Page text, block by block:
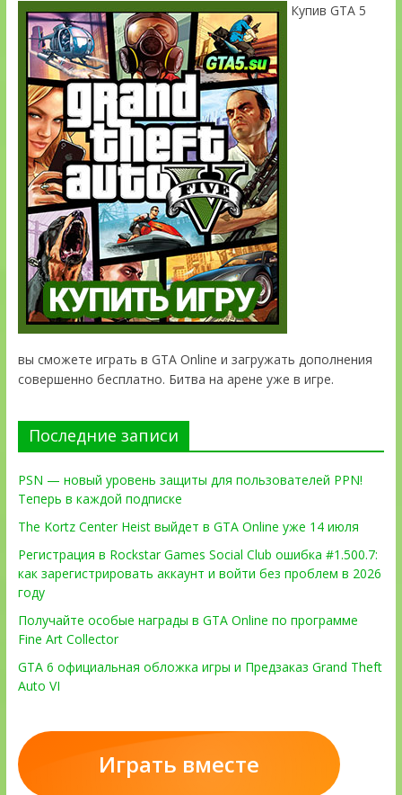
Купив GTA 5
вы сможете играть в GTA Online и загружать дополнения
совершенно бесплатно. Битва на арене уже в игре.
Последние записи
PSN — новый уровень защиты для пользователей PPN!
Теперь в каждой подписке
The Kortz Center Heist выйдет в GTA Online уже 14 июля
Регистрация в Rockstar Games Social Club ошибка #1.500.7:
как зарегистрировать аккаунт и войти без проблем в 2026
году
Получайте особые награды в GTA Online по программе
Fine Art Collector
GTA 6 официальная обложка игры и Предзаказ Grand Theft
Auto VI
Играть вместе